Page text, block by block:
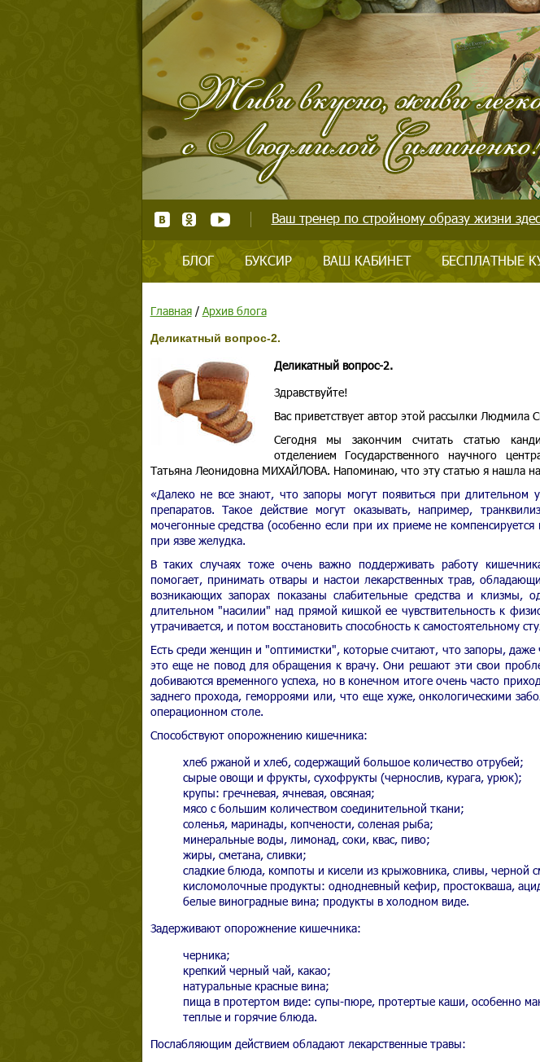
Ваш тренер по стройному образу жизни
БЛОГ БУКСИР ВАШ КАБИНЕТ БЕСПЛАТНЫЕ
Главная/ Архив блога
Деликатный вопрос-2.
Деликатный вопрос-2.
Здравствуйте!
Вас приветствует автор этой рассылки Людмила
Сегодня мы закончим считать статью
отделением Государственного научного
Татьяна Леонидовна МИХАЙЛОВА. Напоминаю, что эту статью я нашла
«Далеко не все знают, что запоры могут появиться при длительном
препаратов. Такое действие могут оказывать, например,
мочегонные средства (особенно если при их приеме не
при язве желудка.
В таких случаях тоже очень важно поддерживать работу
помогает, принимать отвары и настои лекарственных трав,
возникающих запорах показаны слабительные средства и клизмы,
длительном "насилии" над прямой кишкой ее чувствительность к
утрачивается, и потом восстановить способность к самостоятельному
Есть среди женщин и "оптимистки", которые считают, что запоры,
это еще не повод для обращения к врачу. Они решают эти свои
добиваются временного успеха, но в конечном итоге очень часто
заднего прохода, геморроями или, что еще хуже, онкологическими
операционном столе.
Способствуют опорожнению кишечника:
хлеб ржаной и хлеб, содержащий большое количество отрубей;
сырые овощи и фрукты, сухофрукты (чернослив, курага, урюк);
крупы: гречневая, ячневая, овсяная;
мясо с большим количеством соединительной ткани;
соленья, маринады, копчености, соленая рыба;
минеральные воды, лимонад, соки, квас, пиво;
жиры, сметана, сливки;
сладкие блюда, компоты и кисели из крыжовника, сливы, черной
кисломолочные продукты: однодневный кефир, простокваша,
белые виноградные вина; продукты в холодном виде.
Задерживают опорожнение кишечника:
черника;
крепкий черный чай, какао;
натуральные красные вина;
пища в протертом виде: супы-пюре, протертые каши, особенно
теплые и горячие блюда.
Послабляющим действием обладают лекарственные травы: